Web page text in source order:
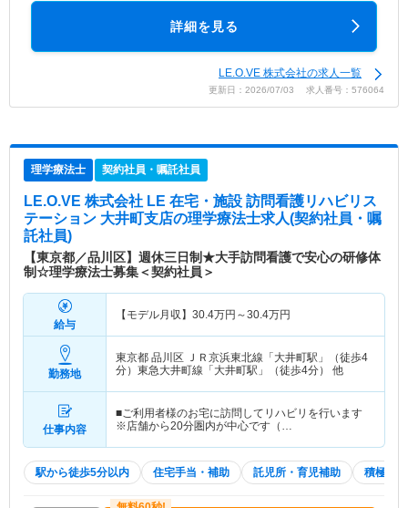
詳細を見る
LE.O.VE 株式会社の求人一覧
更新日：2026/07/03 求人番号：576064
理学療法士 契約社員・嘱託社員
LE.O.VE 株式会社 LE 在宅・施設 訪問看護リハビリス
テーション 大井町支店の理学療法士求人(契約社員・嘱
託社員)
【東京都／品川区】週休三日制★大手訪問看護で安心の研修体
制☆理学療法士募集＜契約社員＞
給与
【モデル月収】 30.4万円～30.4万円
勤務地
東京都 品川区 ＪＲ京浜東北線「大井町駅」（徒歩4
分）東急大井町線「大井町駅」（徒歩4分） 他
仕事内容
■ご利用者様のお宅に訪問してリハビリを行います
※店舗から20分圏内が中心です（…
駅から徒歩5分以内 住宅手当・補助 託児所・育児補助 積極採